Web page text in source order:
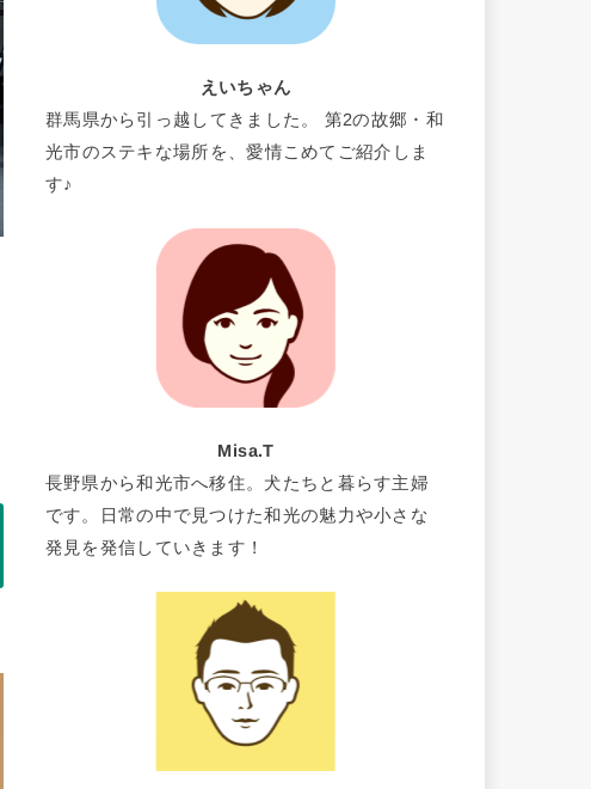
えいちゃん
群馬県から引っ越してきました。 第2の故郷・和
光市のステキな場所を、愛情こめてご紹介しま
す♪
Misa.T
長野県から和光市へ移住。犬たちと暮らす主婦
です。日常の中で見つけた和光の魅力や小さな
発見を発信していきます！